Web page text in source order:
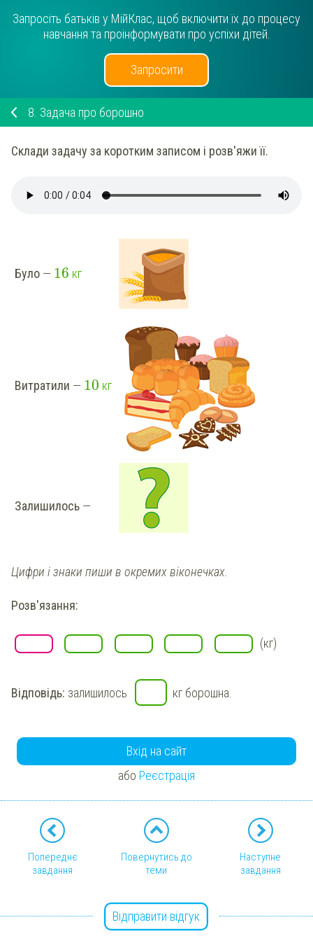
Запросіть батьків у МійКлас, щоб включити їх до процесу
навчання та проінформувати про успіхи дітей.
Запросити
8. Задача про борошно
Склади задачу за коротким записом і розв'яжи її.
Було — 16 кг
Витратили — 10 кг
Залишилось —
Цифри і знаки пиши в окремих віконечках.
Розв'язання:
(кг)
Відповідь: залишилось кг борошна.
Вхід на сайт
або Реєстрація
Попереднє
завдання
Повернутись до
теми
Наступне
завдання
Відправити відгук